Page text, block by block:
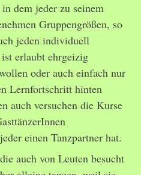
dem jeder zu seinem
Gruppengrößen, so
jeden individuell
erlaubt ehrgeizig
oder auch einfach nur
Lernfortschritt hinten
auch versuchen die Kurse
einen Tanzpartner hat.
auch von Leuten besucht